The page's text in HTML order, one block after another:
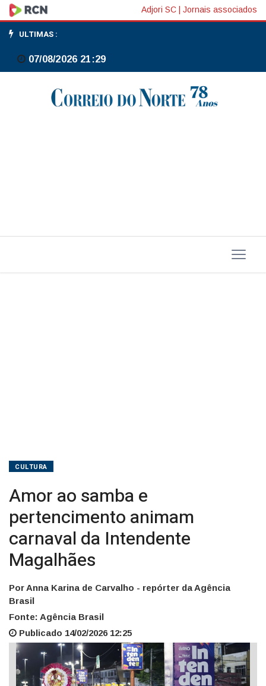
Amor
ao
samba
pertencimento
Magalhães
Adjori SC Jornais associados
ULTIMAS :
07/08/2026 21:29
CULTURA
Amor ao samba e
pertencimento animam
carnaval da Intendente
Magalhães
Por Anna Karina de Carvalho - repórter da Agência
Brasil
Fonte: Agência Brasil
Publicado 14/02/2026 12:25